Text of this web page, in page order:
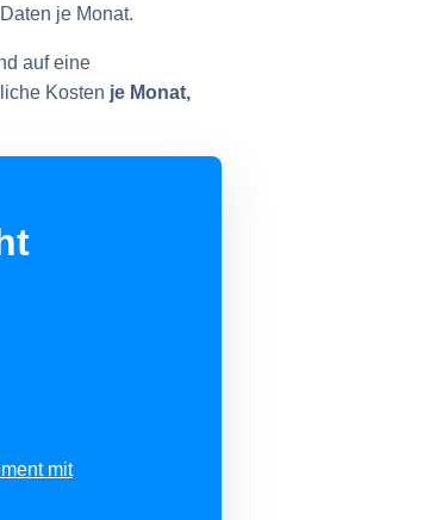
je Monat.
auf eine
Kosten je Monat,